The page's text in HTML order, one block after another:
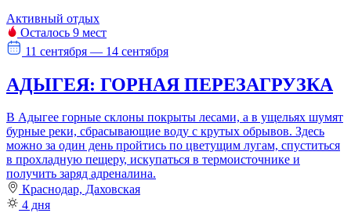
Активный отдых
Осталось 9 мест
11 сентября — 14 сентября
АДЫГЕЯ: ГОРНАЯ ПЕРЕЗАГРУЗКА
В Адыгее горные склоны покрыты лесами, а в ущельях шумят
бурные реки, сбрасывающие воду с крутых обрывов. Здесь
можно за один день пройтись по цветущим лугам, спуститься
в прохладную пещеру, искупаться в термоисточнике и
получить заряд адреналина.
Краснодар, Даховская
4 дня